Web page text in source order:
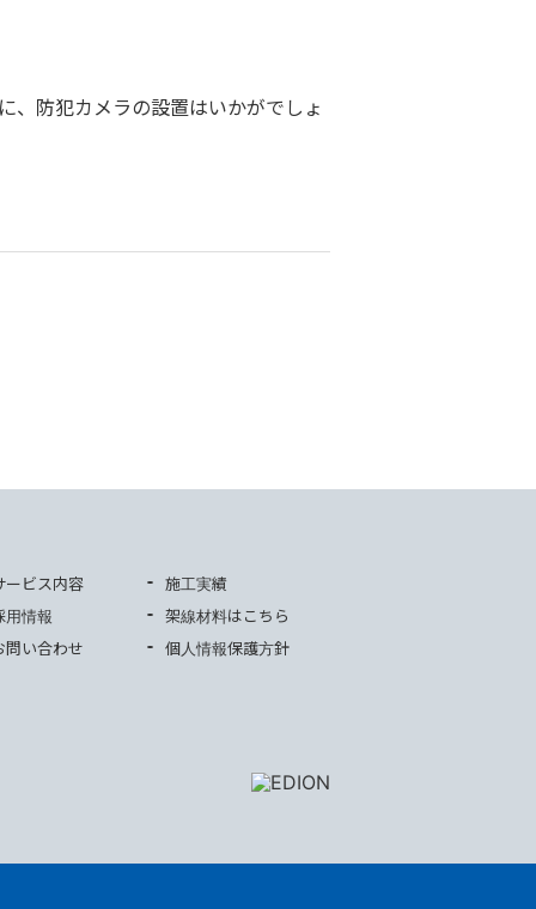
、防犯カメラの設置はいかがでしょ
ービス内容
施工実績
用情報
架線材料はこちら
問い合わせ 個人情報保護方針